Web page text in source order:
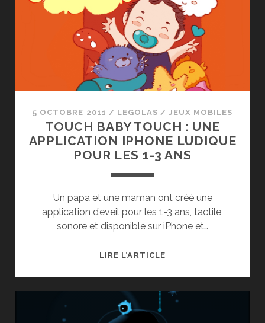
5 OCTOBRE 2011 / LEGOLAS /JEUX MOBILES
TOUCH BABY TOUCH : UNE
APPLICATION IPHONE LUDIQUE
POUR LES 1-3 ANS
Un papa et une maman ont créé une
application d’eveil pour les 1-3 ans, tactile,
sonore et disponible sur iPhone et…
LIRE L’ARTICLETOUCH